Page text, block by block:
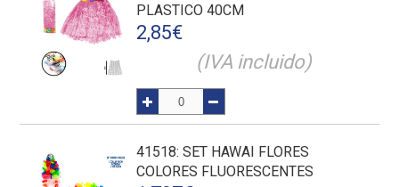
PLASTICO 40CM
2,85€
(IVA incluido)
41518: SET HAWAI FLORES
COLORES FLUORESCENTES